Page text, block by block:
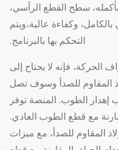
بأكمله، سطح القطع الرأسي،
وكفاءة عالية،ويتم
التحكم بها بالبرنامج.
الحركة، فإنه لا يحتاج إلى
المقاوم للصدأ وسوف تصل
إهدار الطوب. المنصة توفر
يصل إلى 70٪ إلى 100٪ مقارنة مع قطع الطوب العادي.
المقاوم للصدأ، مع ميزات